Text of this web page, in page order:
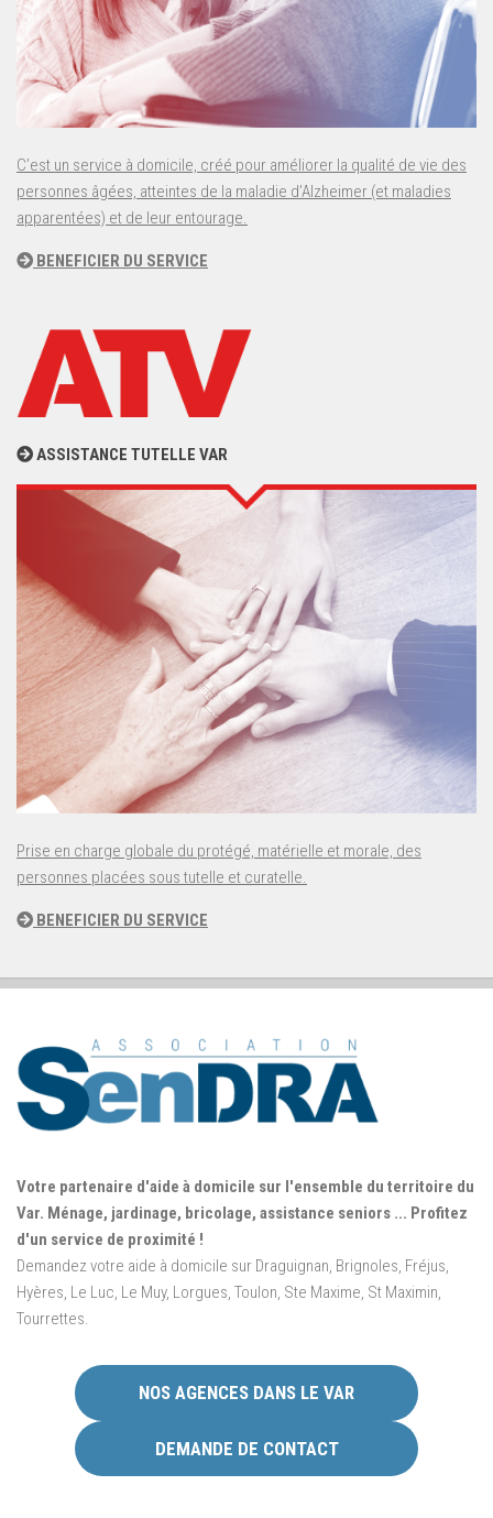
C’est un service à domicile, créé pour améliorer la qualité de vie des
personnes âgées, atteintes de la maladie d’Alzheimer (et maladies
apparentées) et de leur entourage.
BENEFICIER DU SERVICE
ASSISTANCE TUTELLE VAR
Prise en charge globale du protégé, matérielle et morale, des
personnes placées sous tutelle et curatelle.
BENEFICIER DU SERVICE
Votre partenaire d'aide à domicile sur l'ensemble du territoire du
Var. Ménage, jardinage, bricolage, assistance seniors ... Profitez
d'un service de proximité !
Demandez votre aide à domicile sur Draguignan, Brignoles, Fréjus,
Hyères, Le Luc, Le Muy, Lorgues, Toulon, Ste Maxime, St Maximin,
Tourrettes.
NOS AGENCES DANS LE VAR
DEMANDE DE CONTACT